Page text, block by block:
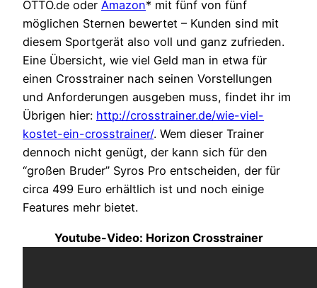
OTTO.de oder Amazon* mit fünf von fünf
möglichen Sternen bewertet – Kunden sind mit
diesem Sportgerät also voll und ganz zufrieden.
Eine Übersicht, wie viel Geld man in etwa für
einen Crosstrainer nach seinen Vorstellungen
und Anforderungen ausgeben muss, findet ihr im
Übrigen hier: http://crosstrainer.de/wie-viel-
kostet-ein-crosstrainer/. Wem dieser Trainer
dennoch nicht genügt, der kann sich für den
“großen Bruder” Syros Pro entscheiden, der für
circa 499 Euro erhältlich ist und noch einige
Features mehr bietet.
Youtube-Video: Horizon Crosstrainer